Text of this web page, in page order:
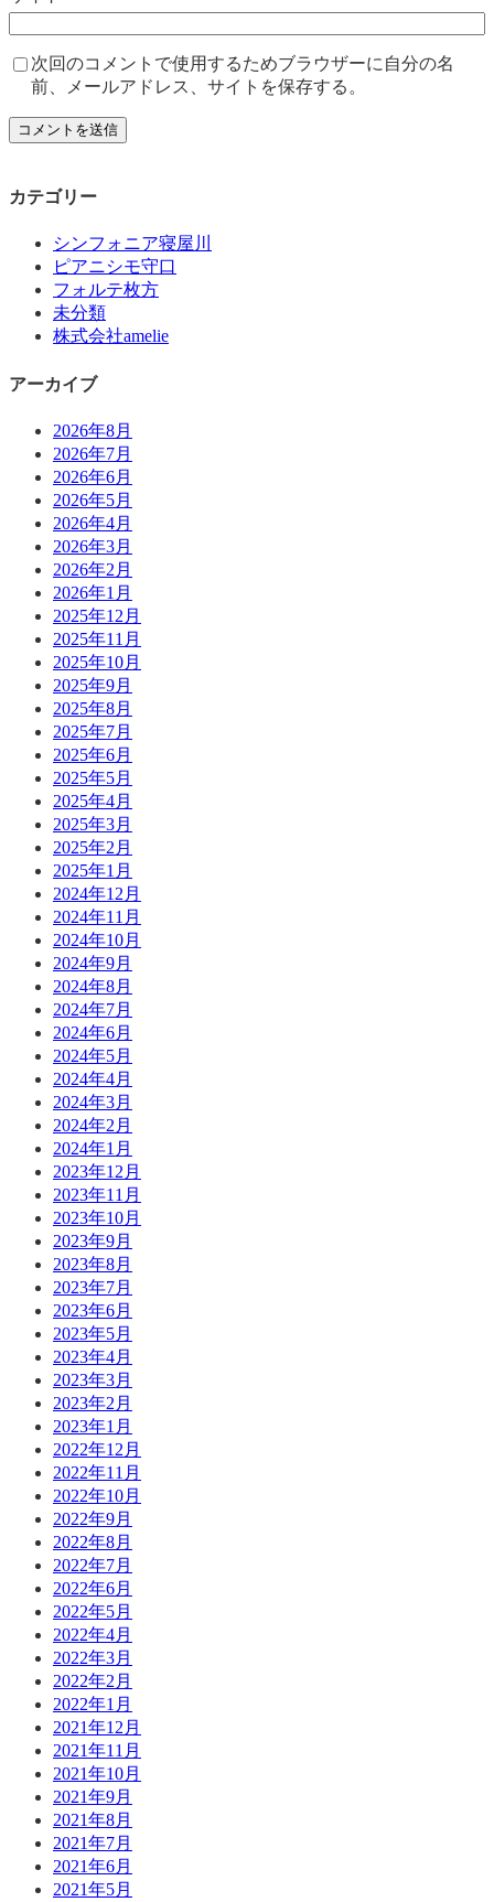
次回のコメントで使用するためブラウザーに自分の名
前、メールアドレス、サイトを保存する。
カテゴリー
シンフォニア寝屋川
ピアニシモ守口
フォルテ枚方
未分類
株式会社amelie
アーカイブ
2026年8月
2026年7月
2026年6月
2026年5月
2026年4月
2026年3月
2026年2月
2026年1月
2025年12月
2025年11月
2025年10月
2025年9月
2025年8月
2025年7月
2025年6月
2025年5月
2025年4月
2025年3月
2025年2月
2025年1月
2024年12月
2024年11月
2024年10月
2024年9月
2024年8月
2024年7月
2024年6月
2024年5月
2024年4月
2024年3月
2024年2月
2024年1月
2023年12月
2023年11月
2023年10月
2023年9月
2023年8月
2023年7月
2023年6月
2023年5月
2023年4月
2023年3月
2023年2月
2023年1月
2022年12月
2022年11月
2022年10月
2022年9月
2022年8月
2022年7月
2022年6月
2022年5月
2022年4月
2022年3月
2022年2月
2022年1月
2021年12月
2021年11月
2021年10月
2021年9月
2021年8月
2021年7月
2021年6月
2021年5月